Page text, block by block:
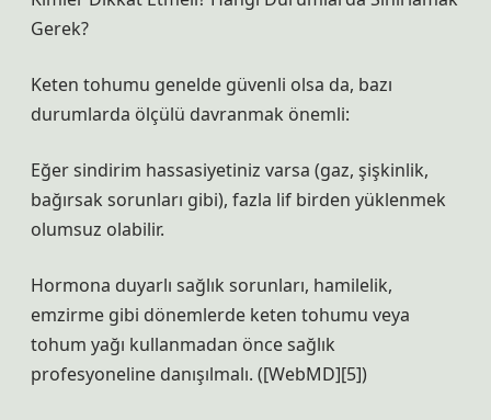
Gerek?
Keten tohumu genelde güvenli olsa da, bazı
durumlarda ölçülü davranmak önemli:
Eğer sindirim hassasiyetiniz varsa (gaz, şişkinlik,
bağırsak sorunları gibi), fazla lif birden yüklenmek
olumsuz olabilir.
Hormona duyarlı sağlık sorunları, hamilelik,
emzirme gibi dönemlerde keten tohumu veya
tohum yağı kullanmadan önce sağlık
profesyoneline danışılmalı. ([WebMD][5])